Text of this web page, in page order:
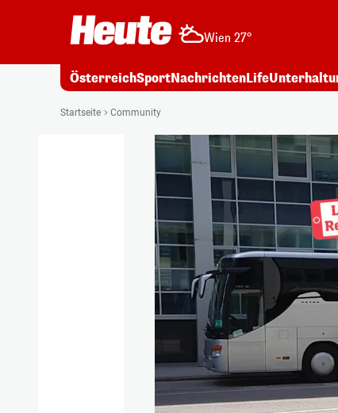
Wien 27°
ÖsterreichSportNachrichtenLife
Startseite Community